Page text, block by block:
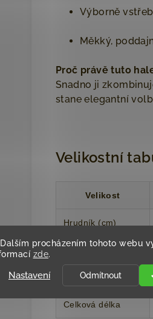
procházením tohoto webu
zde.
Odmítnout
Nastavení
Výborně
Měkký,
Proč právě tuto
Snadno ji
stane elegantní
Velikostní
Velikost
Hrudník (cm)
Pas (cm)
Délka rukávu
Celková délka